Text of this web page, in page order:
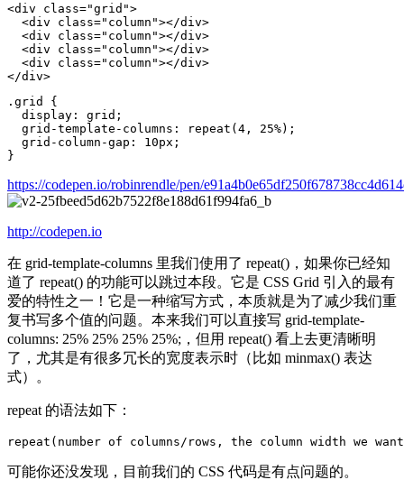
<div class="grid">
<div class="column"></div>
<div class="column"></div>
<div class="column"></div>
<div class="column"></div>
</div>
.grid
{
display : grid ;
grid -template - columns : repeat ( 4 , 25%);
grid - column -gap : 10px ;
}
https://codepen.io/robinrendle/pen/
http://codepen.io
在 grid-template-columns 里我们使用了 repeat()，如果你已经知
道了 repeat() 的功能可以跳过本段。它是 CSS Grid 引入的最有
爱的特性之一！它是一种缩写方式，本质就是为了减少我们重
复书写多个值的问题。本来我们可以直接写 grid-template-
columns: 25% 25% 25% 25%;，但用 repeat() 看上去更清晰明
了，尤其是有很多冗长的宽度表示时（比如 minmax() 表达
式）。
repeat 的语法如下：
repeat ( number of columns/rows, the column width we want
可能你还没发现，目前我们的 CSS 代码是有点问题的。